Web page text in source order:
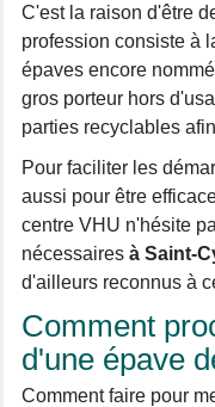
C'est la raison d'être
profession consiste à
épaves encore
gros porteur hors
parties recyclables
Pour faciliter les
aussi pour être
centre VHU n'hésite
nécessaires à Saint-
d'ailleurs reconnus à
Comment
d'une épave
Comment faire pour